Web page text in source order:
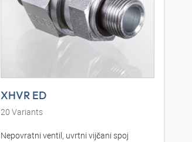
XHVR ED
20 Variants
Nepovratni ventil, uvrtni vijčani spoj